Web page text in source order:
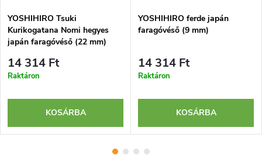
YOSHIHIRO Tsuki
Kurikogatana Nomi hegyes
japán faragóvéső (22 mm)
14 314 Ft
Raktáron
KOSÁRBA
YOSHIHIRO ferde japán
faragóvéső (9 mm)
14 314 Ft
Raktáron
KOSÁRBA